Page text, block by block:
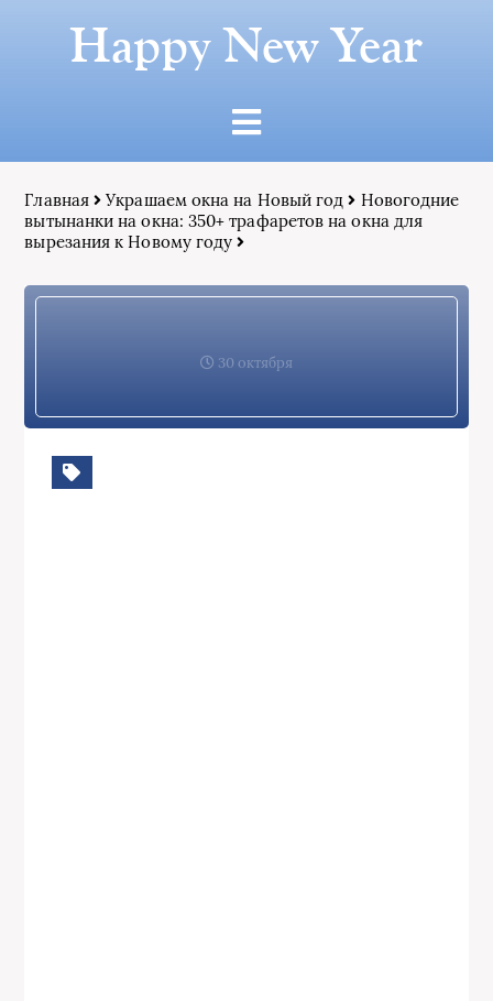
Happy New Year
Главная Украшаем окна на Новый год
Новогодние
вытынанки на окна: 350+ трафаретов на окна для
вырезания к Новому году
30 октября